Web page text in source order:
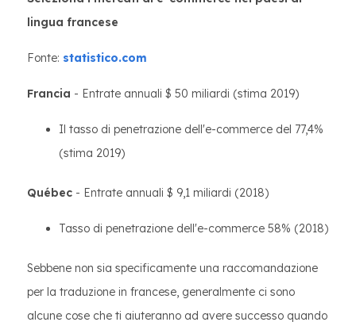
lingua francese
Fonte: statistico.com
Francia - Entrate annuali $ 50 miliardi (stima 2019)
Il tasso di penetrazione dell'e-commerce del 77,4%
(stima 2019)
Québec - Entrate annuali $ 9,1 miliardi (2018)
Tasso di penetrazione dell'e-commerce 58% (2018)
Sebbene non sia specificamente una raccomandazione
per la traduzione in francese, generalmente ci sono
alcune cose che ti aiuteranno ad avere successo quando